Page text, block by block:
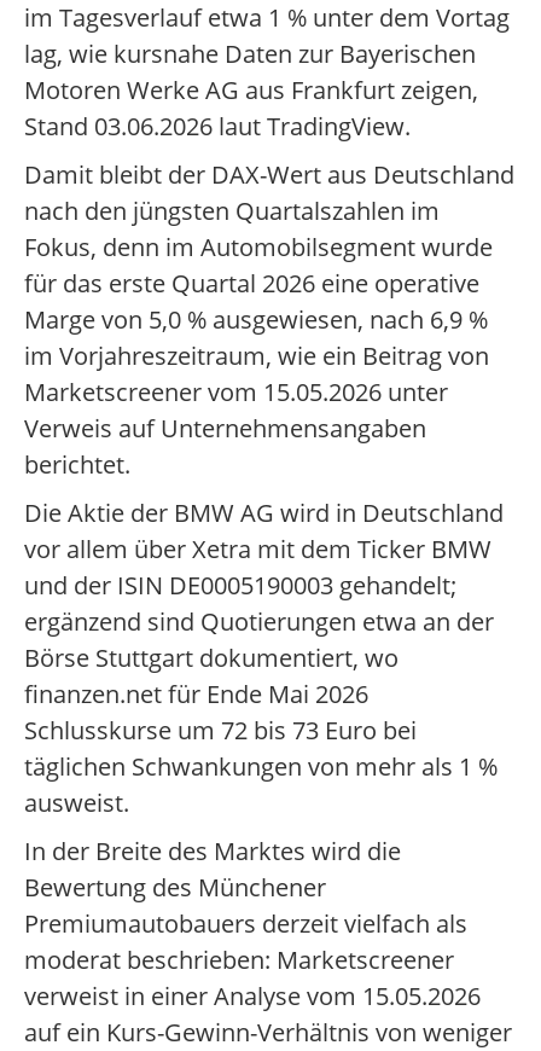
im Tagesverlauf etwa 1 % unter dem Vortag
lag, wie kursnahe Daten zur Bayerischen
Motoren Werke AG aus Frankfurt zeigen,
Stand 03.06.2026 laut TradingView.
Damit bleibt der DAX-Wert aus Deutschland
nach den jüngsten Quartalszahlen im
Fokus, denn im Automobilsegment wurde
für das erste Quartal 2026 eine operative
Marge von 5,0 % ausgewiesen, nach 6,9 %
im Vorjahreszeitraum, wie ein Beitrag von
Marketscreener vom 15.05.2026 unter
Verweis auf Unternehmensangaben
berichtet.
Die Aktie der BMW AG wird in Deutschland
vor allem über Xetra mit dem Ticker BMW
und der ISIN DE0005190003 gehandelt;
ergänzend sind Quotierungen etwa an der
Börse Stuttgart dokumentiert, wo
finanzen.net für Ende Mai 2026
Schlusskurse um 72 bis 73 Euro bei
täglichen Schwankungen von mehr als 1 %
ausweist.
In der Breite des Marktes wird die
Bewertung des Münchener
Premiumautobauers derzeit vielfach als
moderat beschrieben: Marketscreener
verweist in einer Analyse vom 15.05.2026
auf ein Kurs-Gewinn-Verhältnis von weniger